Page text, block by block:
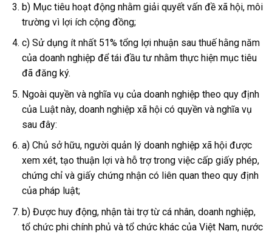
b) Mục tiêu hoạt động nhằm giải quyết vấn đề xã hội, môi
trường vì lợi ích cộng đồng;
c) Sử dụng ít nhất 51% tổng lợi nhuận sau thuế hằng năm
của doanh nghiệp để tái đầu tư nhằm thực hiện mục tiêu
đã đăng ký.
Ngoài quyền và nghĩa vụ của doanh nghiệp theo quy định
của Luật này, doanh nghiệp xã hội có quyền và nghĩa vụ
sau đây:
a) Chủ sở hữu, người quản lý doanh nghiệp xã hội được
xem xét, tạo thuận lợi và hỗ trợ trong việc cấp giấy phép,
chứng chỉ và giấy chứng nhận có liên quan theo quy định
của pháp luật;
b) Được huy động, nhận tài trợ từ cá nhân, doanh nghiệp,
tổ chức phi chính phủ và tổ chức khác của Việt Nam, nước